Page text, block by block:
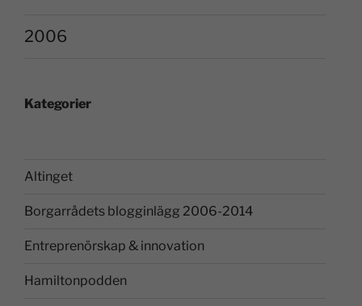
2006
Kategorier
Altinget
Borgarrådets blogginlägg 2006-2014
Entreprenörskap & innovation
Hamiltonpodden